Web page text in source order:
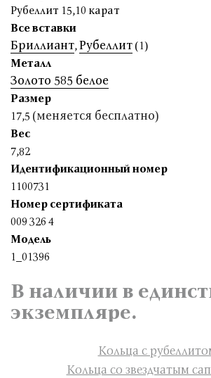
Рубеллит 15,10 карат
Все вставки
Бриллиант,Рубеллит (1)
Металл
Золото 585 белое
Размер
17,5 (меняется бесплатно)
Вес
7,82
Идентификационный номер
1100731
Номер сертификата
009 326 4
Модель
1_01396
В наличии в
экземпляре.
Кольца с
Кольца со звездчатым